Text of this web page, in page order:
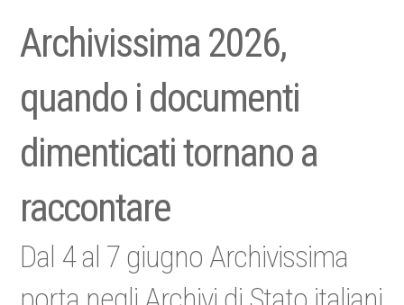
Archivissima 2026,
quando i documenti
dimenticati tornano a
raccontare
Dal 4 al 7 giugno Archivissima